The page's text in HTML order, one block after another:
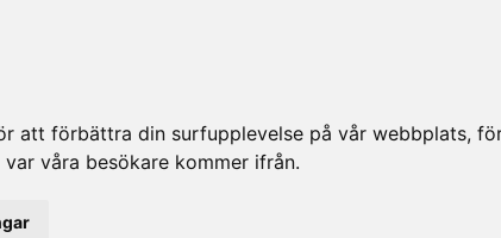
att förbättra din surfupplevelse på vår webbplats,
våra besökare kommer ifrån.